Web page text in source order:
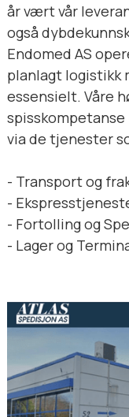
år vært vår
også
Endomed AS
planlagt logistikk
essensielt. Våre
via de tjenester
- Transport og
-
- Fortolling og
- Lager og